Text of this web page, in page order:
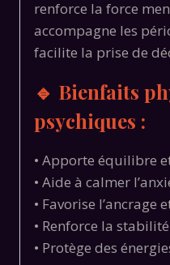
renforce la force
accompagne les
facilite la prise de
🔹 Bienfaits
psychiques :
• Apporte équilibre
• Aide à calmer
• Favorise l’ancrage
• Renforce la
• Protège des